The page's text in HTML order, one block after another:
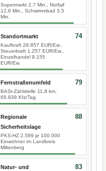
Supermarkt 2,7 Min., Notfall
12,6 Min., Schwimmbad 3,5
Min.
Standortmarkt
Kaufkraft 28.857 EUR/Ew.,
Steuerkraft 1.257 EUR/Ew.,
Einzelhandel 9.155
EUR/Ew.
74
Fernstraßenumfeld
BASt-Zählstelle 11,8 km,
69.939 Kfz/Tag
79
Regionale
Sicherheitslage
PKS-HZ 2.589 je 100.000
Einwohner im Landkreis
Miltenberg
88
Natur- und
83